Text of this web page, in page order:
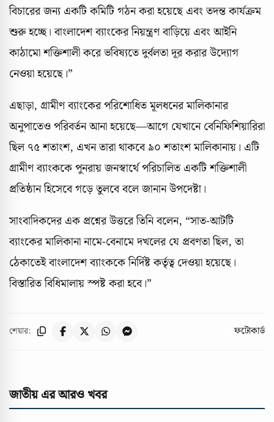
বিচারের জন্য একটি কমিটি গঠন করা হয়েছে এবং তদন্ত কার্যক্রম
শুরু হচ্ছে। বাংলাদেশ ব্যাংকের নিয়ন্ত্রণ বাড়িয়ে এবং আইনি
কাঠামো শক্তিশালী করে ভবিষ্যতে দুর্বলতা দূর করার উদ্যোগ
নেওয়া হয়েছে।”
এছাড়া, গ্রামীণ ব্যাংকের পরিশোধিত মূলধনের মালিকানার
অনুপাতেও পরিবর্তন আনা হয়েছে—আগে যেখানে বেনিফিশিয়ারিরা
ছিল ৭৫ শতাংশ, এখন তারা থাকবে ৯০ শতাংশ মালিকানায়। এটি
গ্রামীণ ব্যাংককে পুনরায় জনস্বার্থে পরিচালিত একটি শক্তিশালী
প্রতিষ্ঠান হিসেবে গড়ে তুলবে বলে জানান উপদেষ্টা।
সাংবাদিকদের এক প্রশ্নের উত্তরে তিনি বলেন, “সাত-আটটি
ব্যাংকের মালিকানা নামে-বেনামে দখলের যে প্রবণতা ছিল, তা
ঠেকাতেই বাংলাদেশ ব্যাংককে নির্দিষ্ট কর্তৃত্ব দেওয়া হয়েছে।
বিস্তারিত বিধিমালায় স্পষ্ট করা হবে।”
শেয়ার: ফটোকার্ড
জাতীয় এর আরও খবর